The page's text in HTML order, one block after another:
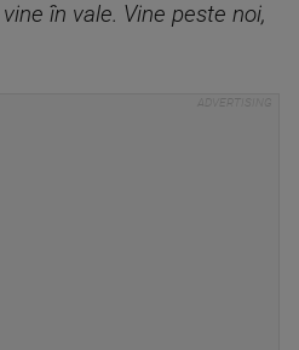
vine în vale. Vine peste noi,